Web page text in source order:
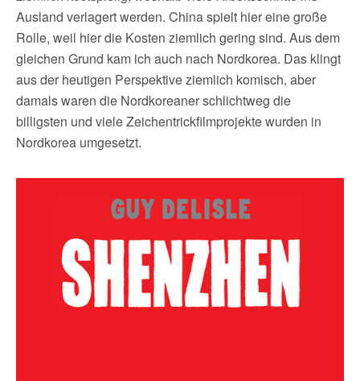
Ausland verlagert werden. China spielt hier eine große
Rolle, weil hier die Kosten ziemlich gering sind. Aus dem
gleichen Grund kam ich auch nach Nordkorea. Das klingt
aus der heutigen Perspektive ziemlich komisch, aber
damals waren die Nordkoreaner schlichtweg die
billigsten und viele Zeichentrickfilmprojekte wurden in
Nordkorea umgesetzt.